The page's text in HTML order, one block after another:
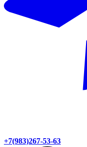
+7(983)267-53-63